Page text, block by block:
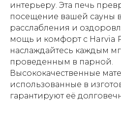
интерьеру. Эта печь
посещение вашей сауны
расслабления и
мощь и комфорт с Harvia
наслаждайтесь каждым
проведенным в парной.
Высококачественные
использованные в
гарантируют её